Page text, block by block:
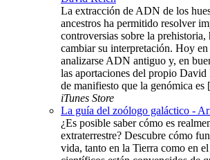
La extracción de ADN de los
ancestros ha permitido resolver
controversias sobre la prehistoria,
cambiar su interpretación. Hoy
analizarse ADN antiguo y, en
las aportaciones del propio David
de manifiesto que la genómica
iTunes Store
La guía del zoólogo galáctico -
¿Es posible saber cómo es
extraterrestre? Descubre cómo
vida, tanto en la Tierra como en